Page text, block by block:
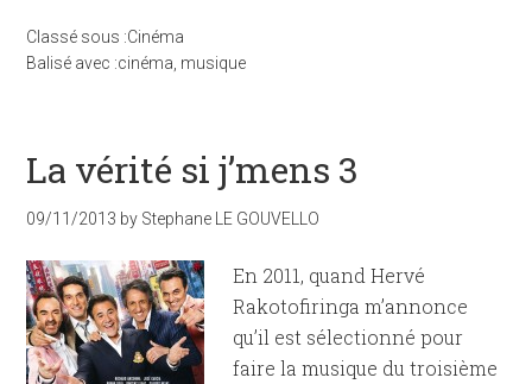
Classé sous :Cinéma
Balisé avec :cinéma musique
La vérité si j’mens 3
09/11/2013 by Stephane LE GOUVELLO
En 2011, quand Hervé
Rakotofiringa m’annonce
qu’il est sélectionné pour
faire la musique du troisième